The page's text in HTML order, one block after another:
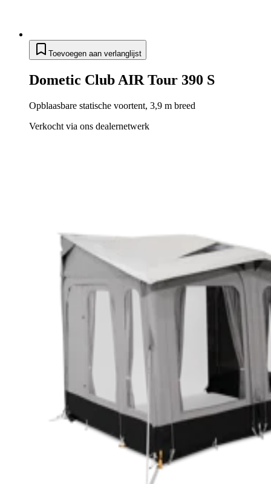
Toevoegen aan verlanglijst
Dometic Club AIR Tour 390 S
Opblaasbare statische voortent, 3,9 m breed
Verkocht via ons dealernetwerk